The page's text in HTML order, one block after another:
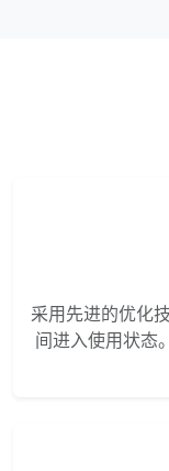
采用先进的优化
间进入使用状态